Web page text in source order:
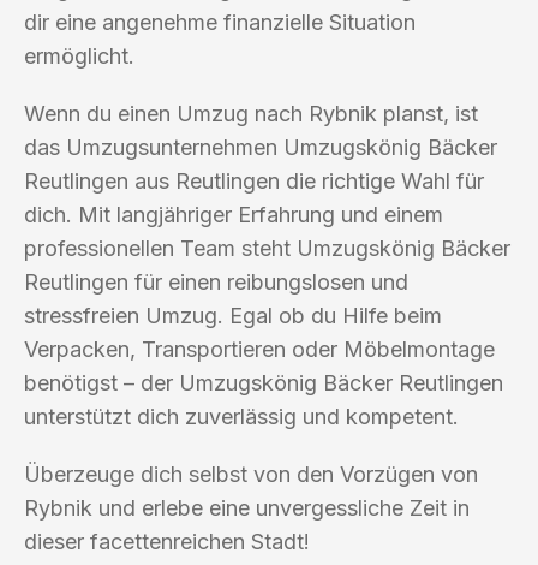
dir eine angenehme finanzielle Situation
ermöglicht.
Wenn du einen Umzug nach Rybnik planst, ist
das Umzugsunternehmen Umzugskönig Bäcker
Reutlingen aus Reutlingen die richtige Wahl für
dich. Mit langjähriger Erfahrung und einem
professionellen Team steht Umzugskönig Bäcker
Reutlingen für einen reibungslosen und
stressfreien Umzug. Egal ob du Hilfe beim
Verpacken, Transportieren oder Möbelmontage
benötigst – der Umzugskönig Bäcker Reutlingen
unterstützt dich zuverlässig und kompetent.
Überzeuge dich selbst von den Vorzügen von
Rybnik und erlebe eine unvergessliche Zeit in
dieser facettenreichen Stadt!